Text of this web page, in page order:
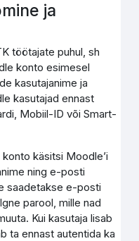
ja
töötajate puhul, sh
konto esimesel
kasutajanime ja
kasutajad ennast
Mobiil-ID või Smart-
käsitsi Moodle’i
ning e-posti
saadetakse e-posti
parool, mille nad
Kui kasutaja lisab
ta ennast autentida ka